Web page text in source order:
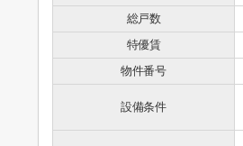
総戸数
特優賃
物件番号
設備条件